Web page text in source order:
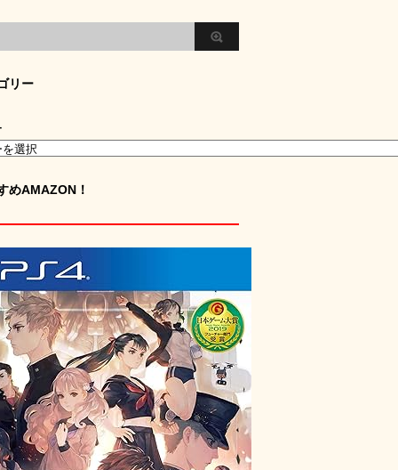
リー
めAMAZON！